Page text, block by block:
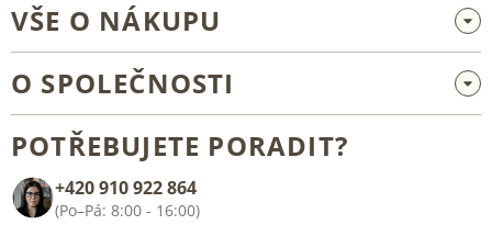
VŠE O NÁKUPU
Velkoobchod a spolupráce
Všeobecné obchodní podmínky
O SPOLEČNOSTI
Kontakt
POTŘEBUJETE PORADIT?
+420 910 922 864
(Po–Pá: 8:00 - 16:00)